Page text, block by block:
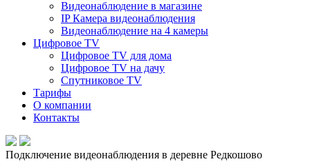
Видеонаблюдение в магазине
IP Камера видеонаблюдения
Видеонаблюдение на 4 камеры
Цифровое TV
Цифровое TV для дома
Цифровое TV на дачу
Спутниковое TV
Тарифы
О компании
Контакты
Подключение видеонаблюдения в деревне Редкошово